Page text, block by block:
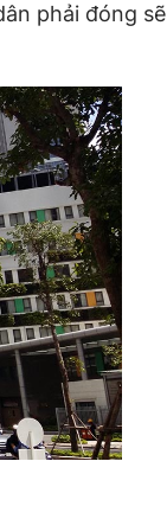
phải đóng sẽ